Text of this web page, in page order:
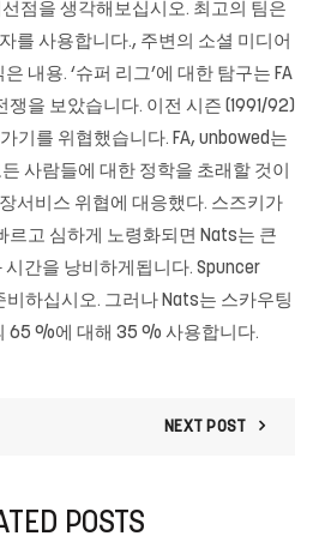
점을 생각해보십시오. 최고의 팀은
를 사용합니다., 주변의 소셜 미디어
내용. ‘슈퍼 리그’에 대한 탐구는 FA
을 보았습니다. 이전 시즌 (1991/92)
기를 위협했습니다. FA, unbowed는
사람들에 대한 정학을 초래할 것이
서비스 위협에 대응했다. 스즈키가
르고 심하게 노령화되면 Nats는 큰
간을 낭비하게됩니다. Spuncer
비하십시오. 그러나 Nats는 스카우팅
65 %에 대해 35 % 사용합니다.
NEXT POST
POSTS